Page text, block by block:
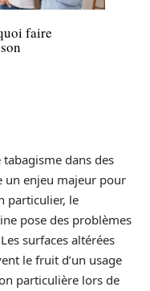
faire
tabagisme dans des
un enjeu majeur pour
particulier, le
pose des problèmes
surfaces altérées
le fruit d’un usage
particulière lors de